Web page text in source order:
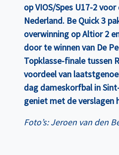
op VIOS/Spes U17-2
Nederland. Be Quick 3
overwinning op Altior 2
door te winnen van De
Topklasse-finale tussen
voordeel van
dag dameskorfbal in
geniet met de verslagen
Foto’s: Jeroen van den